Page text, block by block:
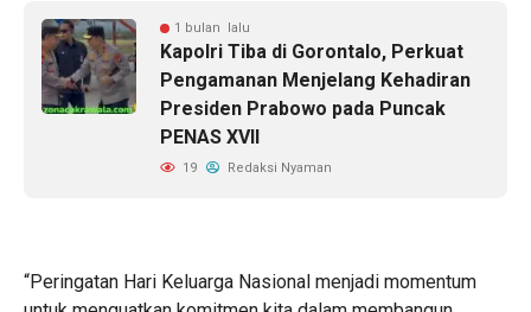
1 bulan lalu
Kapolri Tiba di Gorontalo, Perkuat
Pengamanan Menjelang Kehadiran
Presiden Prabowo pada Puncak
PENAS XVII
19 Redaksi Nyaman
“Peringatan Hari Keluarga Nasional menjadi momentum